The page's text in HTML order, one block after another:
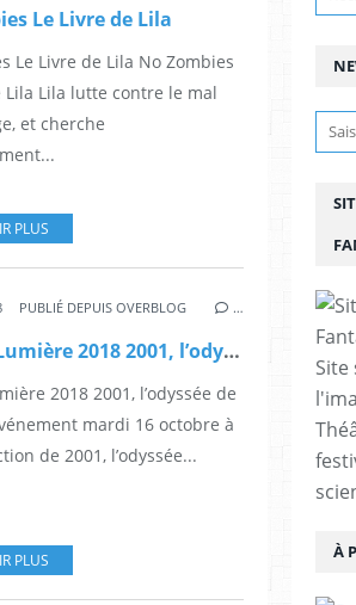
Le Livre de Lila
Le Livre de Lila No Zombies
Lila Lila lutte contre le mal
et cherche
PLUS
FICTION,SF,FILMS,FESTIVAL ,CINÉMA
PUBLIÉ DEPUIS OVERBLOG …
Festival Lumière 2018 2001, l’odyssée de l’espace
2018 2001, l’odyssée de
mardi 16 octobre à
de 2001, l’odyssée...
PLUS À